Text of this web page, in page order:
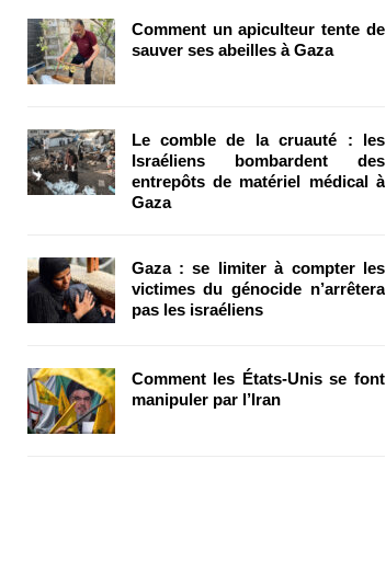
Comment un apiculteur tente de
sauver ses abeilles à Gaza
Le comble de la cruauté : les
Israéliens bombardent des
entrepôts de matériel médical à
Gaza
Gaza : se limiter à compter les
victimes du génocide n’arrêtera
pas les israéliens
Comment les États-Unis se font
manipuler par l’Iran